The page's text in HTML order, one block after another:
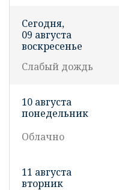
Сегодня,
09 августа
воскресенье
Слабый дождь
10 августа
понедельник
Облачно
11 августа
вторник